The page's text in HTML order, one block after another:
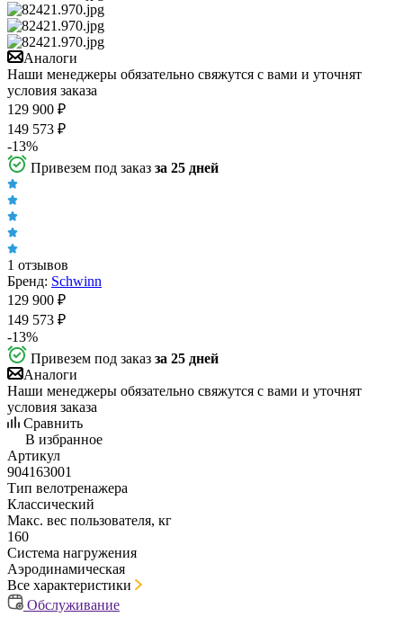
Аналоги
Наши менеджеры обязательно свяжутся с вами и уточнят
условия заказа
129 900 ₽
149 573 ₽
-13%
Привезем под заказ за 25 дней
1 отзывов
Бренд: Schwinn
129 900 ₽
149 573 ₽
-13%
Привезем под заказ за 25 дней
Аналоги
Наши менеджеры обязательно свяжутся с вами и уточнят
условия заказа
Сравнить
В избранное
Артикул
904163001
Тип велотренажера
Классический
Макс. вес пользователя, кг
160
Система нагружения
Аэродинамическая
Все характеристики
Обслуживание